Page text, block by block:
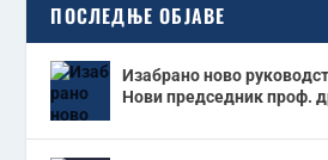
ПОСЛЕДЊЕ ОБЈАВЕ
Изабрано ново
Нови председник проф.